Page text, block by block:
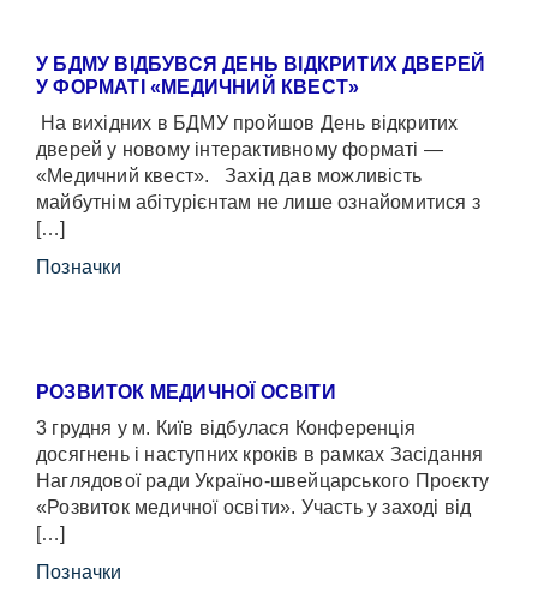
У БДМУ ВІДБУВСЯ ДЕНЬ ВІДКРИТИХ ДВЕРЕЙ
У ФОРМАТІ «МЕДИЧНИЙ КВЕСТ»
На вихідних в БДМУ пройшов День відкритих
дверей у новому інтерактивному форматі —
«Медичний квест». Захід дав можливість
майбутнім абітурієнтам не лише ознайомитися з
[…]
Позначки
РОЗВИТОК МЕДИЧНОЇ ОСВІТИ
3 грудня у м. Київ відбулася Конференція
досягнень і наступних кроків в рамках Засідання
Наглядової ради Україно-швейцарського Проєкту
«Розвиток медичної освіти». Участь у заході від
[…]
Позначки